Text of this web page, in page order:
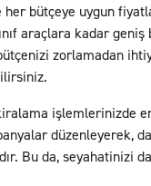
her bütçeye uygun
araçlara kadar geniş
zorlamadan
işlemlerinizde
düzenleyerek,
Bu da, seyahatinizi